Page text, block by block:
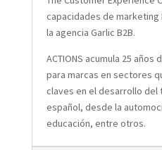
capacidades de marketing
la agencia Garlic B2B.
ACTIONS acumula 25
para marcas en sectores
claves en el desarrollo
español, desde la
educación, entre otros.